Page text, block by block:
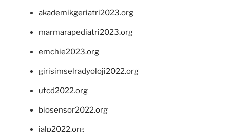
akademikgeriatri2023.org
marmarapediatri2023.org
emchie2023.org
girisimselradyoloji2022.org
utcd2022.org
biosensor2022.org
ialp2022.org